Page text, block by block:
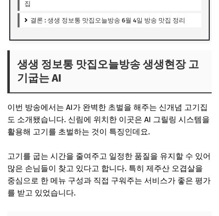
집
결론 : 생생 정보통 맛집오늘방송 6월 4일 방송 맛집 정리
생생 정보통 맛집오늘방송 생생현장 고
기굽는 AI
이번 방송에서는 AI가 완벽한 초벌을 해주는 신개념 고기집
도 소개됐습니다. 신림에 위치한 이곳은 AI 그릴링 시스템을
활용해 고기를 초벌하는 것이 특징인데요.
고기를 굽는 시간을 줄여주고 일정한 품질을 유지할 수 있어
많은 손님들이 찾고 있다고 합니다. 특히 제주산 오겹살을
중심으로 한 메뉴 구성과 직접 구워주는 서비스가 좋은 평가
를 받고 있었습니다.